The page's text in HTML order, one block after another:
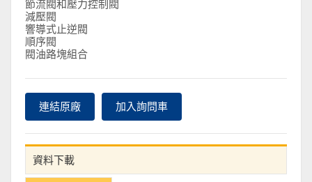
節流閥和壓力控制閥
減壓閥
響導式止逆閥
順序閥
閥油路塊組合
連結原廠 加入詢問車
資料下載